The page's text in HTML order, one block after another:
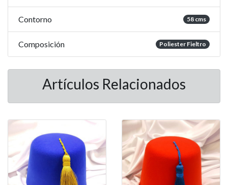
Contorno 58 cms
Composición Poliester Fieltro
Artículos Relacionados